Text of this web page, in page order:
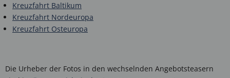
Kreuzfahrt Baltikum
Kreuzfahrt Nordeuropa
Kreuzfahrt Osteuropa
Die Urheber der Fotos in den wechselnden Angebotsteasern